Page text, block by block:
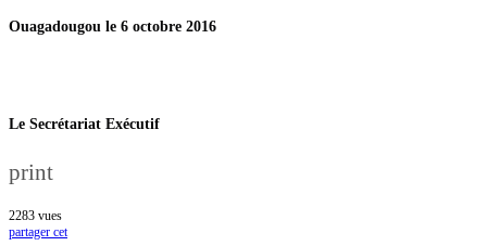
Ouagadougou le 6 octobre 2016
Le Secrétariat Exécutif
print
2283 vues
partager cet